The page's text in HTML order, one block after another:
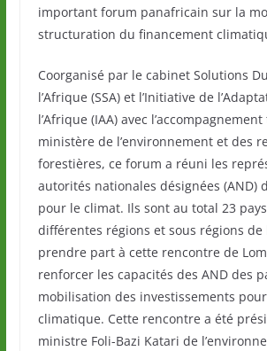
important forum panafricain sur la
structuration du financement
Coorganisé par le cabinet Solutions
l’Afrique (SSA) et l’Initiative de
l’Afrique (IAA) avec
ministère de l’environnement et des
forestières, ce forum a réuni les
autorités nationales désignées (AND)
pour le climat. Ils sont au total 23
différentes régions et sous régions de
prendre part à cette rencontre de
renforcer les capacités des AND des
mobilisation des investissements pour
climatique. Cette rencontre a été
ministre Foli-Bazi Katari de